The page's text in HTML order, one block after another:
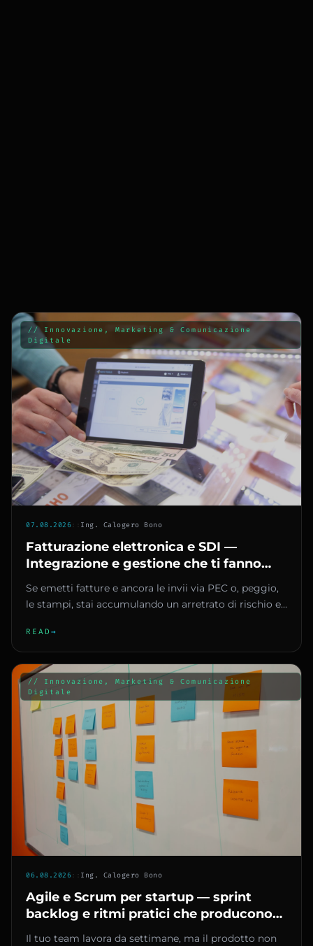
// Innovazione, Marketing & Comunicazione
Digitale
07.08.2026:: Ing. Calogero Bono
Fatturazione elettronica e SDI —
Integrazione e gestione che ti fanno
risparmiare tempo e multe
Se emetti fatture e ancora le invii via PEC o, peggio,
le stampi, stai accumulando un arretrato di rischio e
READ →
// Innovazione, Marketing & Comunicazione
Digitale
06.08.2026:: Ing. Calogero Bono
Agile e Scrum per startup — sprint
backlog e ritmi pratici che producono
fatturato
Il tuo team lavora da settimane, ma il prodotto non